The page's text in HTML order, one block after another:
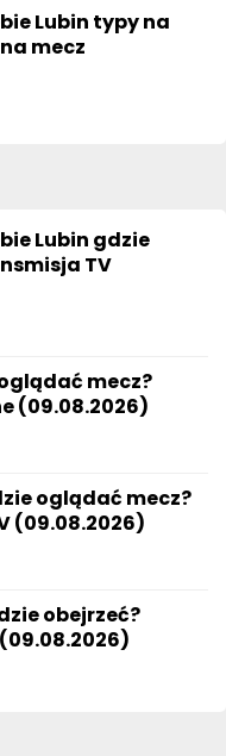
Lubin typy na
mecz
Lubin gdzie
TV
mecz?
(09.08.2026)
oglądać mecz?
(09.08.2026)
obejrzeć?